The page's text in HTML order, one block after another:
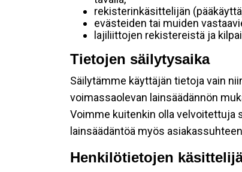
rekisterinkäsittelijän
evästeiden tai muiden
lajiliittojen rekistereistä ja
Tietojen säilytysaika
Säilytämme käyttäjän tietoja vain
voimassaolevan lainsäädännön
Voimme kuitenkin olla velvoitettuja
lainsäädäntöä myös
Henkilötietojen